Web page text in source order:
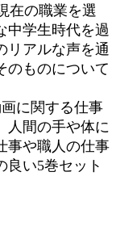
在の職業を選
中学生時代を過
リアルな声を通
のものについて
に関する仕事
人間の手や体に
事や職人の仕事
良い5巻セット